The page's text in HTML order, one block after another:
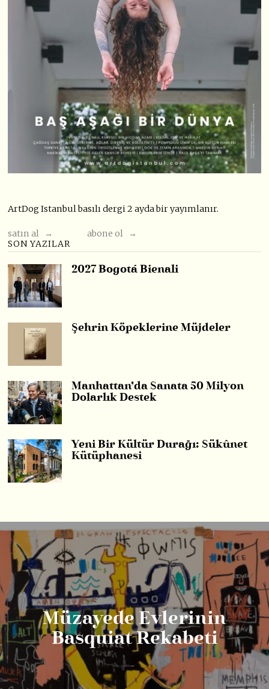
ArtDog Istanbul basılı dergi 2 ayda bir yayımlanır.
satın al →
abone ol →
SON YAZILAR
2027 Bogotá Bienali
Şehrin Köpeklerine Müjdeler
Manhattan’da Sanata 50 Milyon
Dolarlık Destek
Yeni Bir Kültür Durağı: Sükûnet
Kütüphanesi
Müzayede Evlerinin
Basquiat Rekabeti